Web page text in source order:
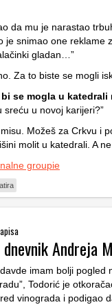
da mu je narastao
je snimao one reklame
gladan…”
Za to biste se mogli
se mogla u katedrali
sreću u novoj karijeri?”
Možeš za Crkvu i
molit u katedrali. A
groupie
Andreja
imam bolji pogled
Todorić je
vinograda i podigao